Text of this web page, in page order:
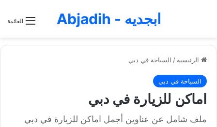
القائمة ابجديه - Abjadih
الرئيسية / السياحة في دبي
السياحة في دبي
اماكن للزيارة في دبي
ملف شامل عن عناوين أجمل اماكن للزيارة في دبي